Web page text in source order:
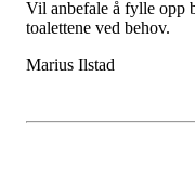
Vil anbefale å fylle opp
toalettene ved behov.
Marius Ilstad